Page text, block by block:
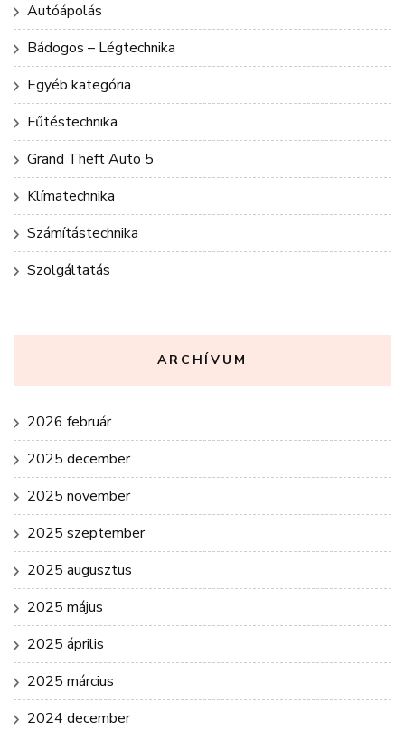
Autóápolás
Bádogos – Légtechnika
Egyéb kategória
Fűtéstechnika
Grand Theft Auto 5
Klímatechnika
Számítástechnika
Szolgáltatás
ARCHÍVUM
2026 február
2025 december
2025 november
2025 szeptember
2025 augusztus
2025 május
2025 április
2025 március
2024 december